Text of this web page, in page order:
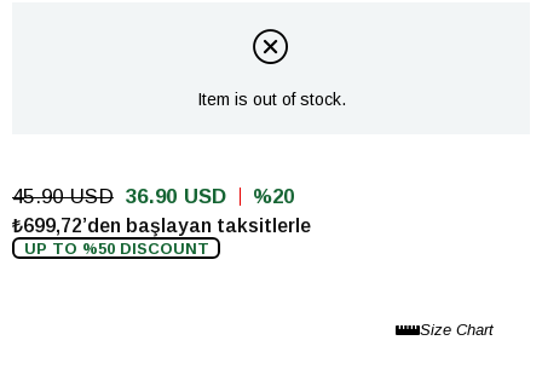
Item is out of stock.
45.90 USD 36.90 USD
20
₺699,72’den başlayan taksitlerle
UP TO %50 DISCOUNT